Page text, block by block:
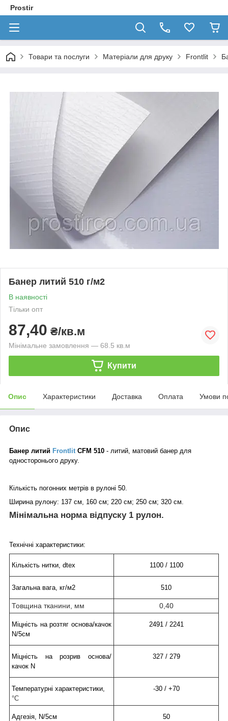
Prostir
Товари та послуги Матеріали для друку Frontlit
Банер литий 510 г/м2
В наявності
Тільки опт
87,40 ₴/кв.м
Мінімальне замовлення — 68.5 кв.м
Купити
Опис Характеристики Доставка Оплата Умови
Опис
Банер литий Frontlit CFM 510 - литий, матовий банер для
односторонього друку.
Кількість погонних метрів в рулоні 50.
Ширина рулону: 137 см, 160 см; 220 см; 250 см; 320 см.
Мінімальна норма відпуску 1 рулон.
Технічні характеристики:
Кількість нитки, dtex 1100 / 1100
Загальна вага, кг/м2 510
Товщина тканини, мм 0,40
Міцність на розтяг основа/качок
N/5см
2491 / 2241
Міцність на розрив основа/
качок N
327 / 279
Температурні характеристики,
°С
-30 / +70
Адгезія, N/5см 50